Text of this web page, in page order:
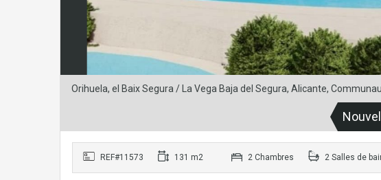
Orihuela, el Baix Segura / La Vega Baja del Segura, Alicante,
REF#11573 131 m2 2 Chambres 2 Salles de